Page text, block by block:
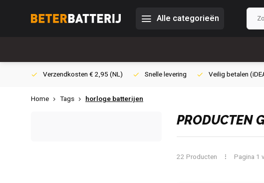
Alle categorieën
Verzendkosten € 2,95 (NL) Snelle levering Veilig betalen
Home Tags horloge batterijen
PRODUCTEN
22 Producten Pagina 1